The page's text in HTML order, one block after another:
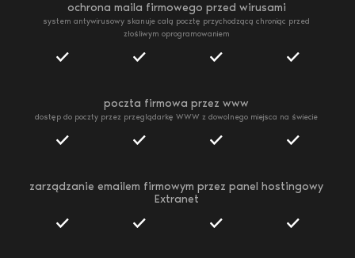
ochrona maila firmowego przed wirusami
system antywirusowy skanuje całą pocztę przychodzącą chroniąc przed
złośliwym oprogramowaniem
poczta firmowa przez www
dostęp do poczty przez przeglądarkę WWW z dowolnego miejsca na świecie
zarządzanie emailem firmowym przez panel hostingowy
Extranet